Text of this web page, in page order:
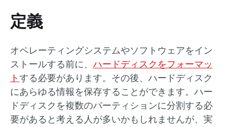
定義
オペレーティングシステムやソフトウェアをイン
ストールする前に、 ハードディスクをフォーマッ
トする必要があります。その後、ハードディスク
にあらゆる情報を保存することができます。ハー
ドディスクを複数のパーティションに分割する必
要があると考える人が多いかもしれませんが、実